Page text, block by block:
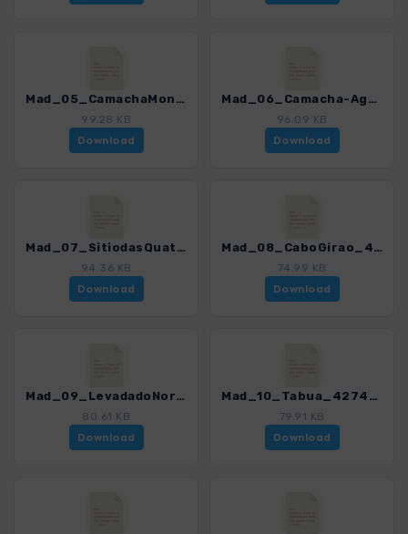
Mad_05_CamachaMonte_4274_16.gpx
99.28 KB
Download
Mad_06_Camacha-AguasMansa-Camacha_4274_16.gpx
96.09 KB
Download
Mad_07_SitiodasQuatroEstradas_4274_16.gpx
94.36 KB
Download
Mad_08_CaboGirao_4274_16.gpx
74.99 KB
Download
Mad_09_LevadadoNorte_4274_16.gpx
80.61 KB
Download
Mad_10_Tabua_4274_16.gpx
79.91 KB
Download